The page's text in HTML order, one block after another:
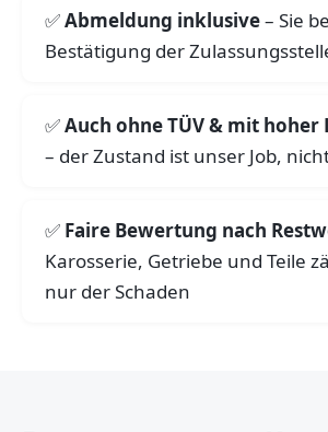
Abmeldung inklusive– Sie
Bestätigung der
Auch ohne TÜV & mit
– der Zustand ist unser Job,
Faire Bewertung nach
Karosserie, Getriebe und Teile
nur der Schaden